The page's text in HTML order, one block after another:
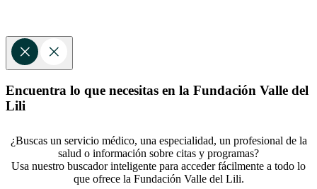
Encuentra lo que necesitas en la Fundación Valle del
Lili
¿Buscas un servicio médico, una especialidad, un profesional de la
salud o información sobre citas y programas?
Usa nuestro buscador inteligente para acceder fácilmente a todo lo
que ofrece la Fundación Valle del Lili.